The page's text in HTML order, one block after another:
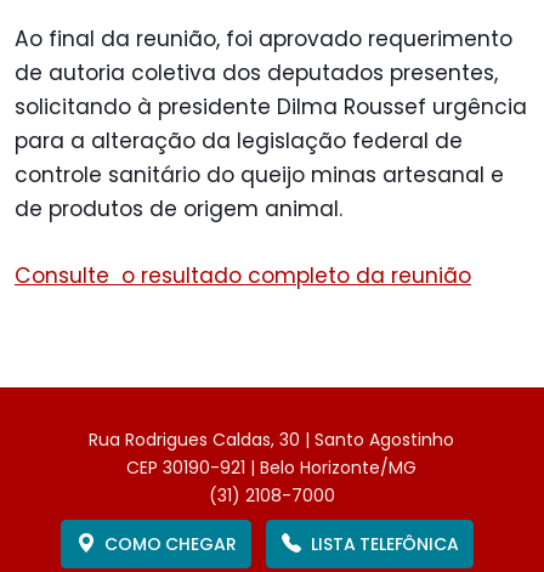
Ao final da reunião, foi aprovado requerimento
de autoria coletiva dos deputados presentes,
solicitando à presidente Dilma Roussef urgência
para a alteração da legislação federal de
controle sanitário do queijo minas artesanal e
de produtos de origem animal.
Consulte o resultado completo da reunião
Rua Rodrigues Caldas, 30 | Santo Agostinho
CEP 30190-921 | Belo Horizonte/MG
(31) 2108-7000
COMO CHEGAR
LISTA TELEFÔNICA